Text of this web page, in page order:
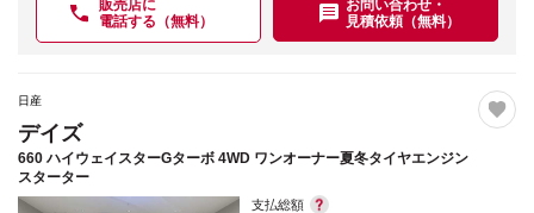
販売店に
電話する（無料）
お問い合わせ・
見積依頼（無料）
日産
デイズ
660 ハイウェイスターGターボ 4WD ワンオーナー夏冬タイヤエンジン
スターター
支払総額